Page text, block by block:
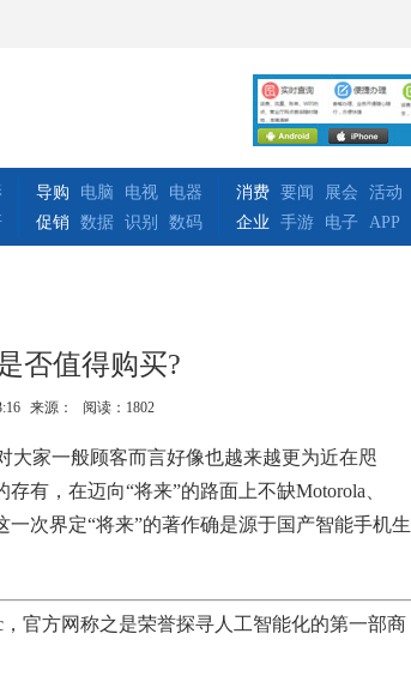
导购 电脑 电视
电器
促销
数据 识别 数码
消费 要闻 展会
活动
企业
手游 电子 APP
否值得购买?
来源： 阅读：1802
大家一般顾客而言好像也越来越更为近在咫
有，在迈向“将来”的路面上不缺Motorola、
一次界定“将来”的著作确是源于国产智能手机生
官方网称之是荣誉探寻人 工智能化的第一部商